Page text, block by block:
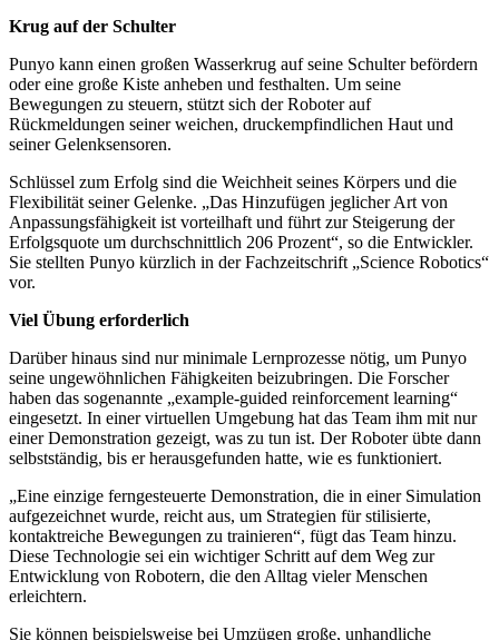
Krug auf der Schulter
Punyo kann einen großen Wasserkrug auf seine Schulter befördern
oder eine große Kiste anheben und festhalten. Um seine
Bewegungen zu steuern, stützt sich der Roboter auf
Rückmeldungen seiner weichen, druckempfindlichen Haut und
seiner Gelenksensoren.
Schlüssel zum Erfolg sind die Weichheit seines Körpers und die
Flexibilität seiner Gelenke. „Das Hinzufügen jeglicher Art von
Anpassungsfähigkeit ist vorteilhaft und führt zur Steigerung der
Erfolgsquote um durchschnittlich 206 Prozent“, so die Entwickler.
Sie stellten Punyo kürzlich in der Fachzeitschrift „Science Robotics“
vor.
Viel Übung erforderlich
Darüber hinaus sind nur minimale Lernprozesse nötig, um Punyo
seine ungewöhnlichen Fähigkeiten beizubringen. Die Forscher
haben das sogenannte „example-guided reinforcement learning“
eingesetzt. In einer virtuellen Umgebung hat das Team ihm mit nur
einer Demonstration gezeigt, was zu tun ist. Der Roboter übte dann
selbstständig, bis er herausgefunden hatte, wie es funktioniert.
„Eine einzige ferngesteuerte Demonstration, die in einer Simulation
aufgezeichnet wurde, reicht aus, um Strategien für stilisierte,
kontaktreiche Bewegungen zu trainieren“, fügt das Team hinzu.
Diese Technologie sei ein wichtiger Schritt auf dem Weg zur
Entwicklung von Robotern, die den Alltag vieler Menschen
erleichtern.
Sie können beispielsweise bei Umzügen große, unhandliche